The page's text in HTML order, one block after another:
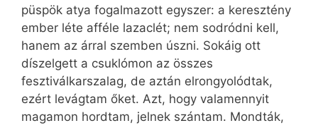
püspök atya fogalmazott egyszer: a keresztény
ember léte afféle lazaclét; nem sodródni kell,
hanem az árral szemben úszni. Sokáig ott
díszelgett a csuklómon az összes
fesztiválkarszalag, de aztán elrongyolódtak,
ezért levágtam őket. Azt, hogy valamennyit
magamon hordtam, jelnek szántam. Mondták,